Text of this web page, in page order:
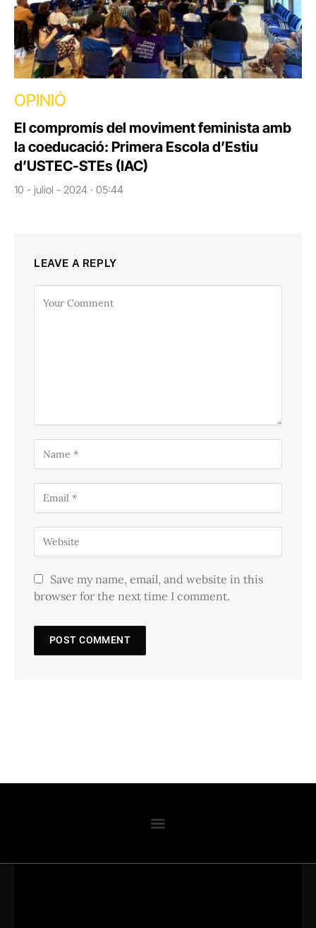
OPINIÓ
El compromís del moviment feminista amb
la coeducació: Primera Escola d’Estiu
d’USTEC-STEs (IAC)
10 - juliol - 2024 · 05:44
LEAVE A REPLY
Save my name, email, and website in this
browser for the next time I comment.